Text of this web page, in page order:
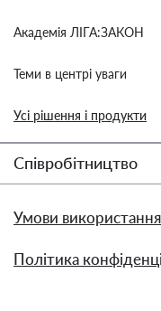
Академія ЛІГА:ЗАКОН
Теми в центрі уваги
Усі рішення і продукти
Співробітництво
Умови
Політика